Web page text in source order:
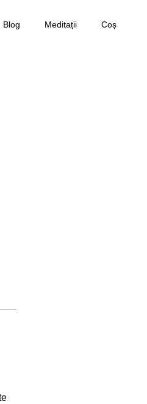
Blog Meditații Coș